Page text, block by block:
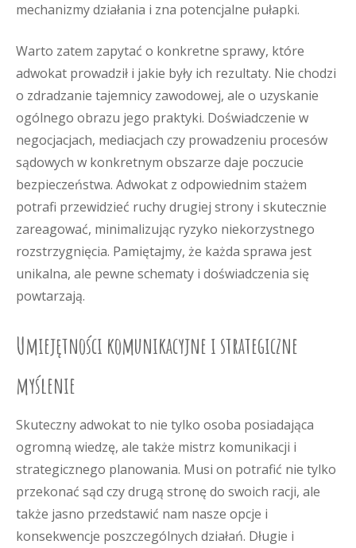
mechanizmy działania i zna potencjalne pułapki.
Warto zatem zapytać o konkretne sprawy, które
adwokat prowadził i jakie były ich rezultaty. Nie chodzi
o zdradzanie tajemnicy zawodowej, ale o uzyskanie
ogólnego obrazu jego praktyki. Doświadczenie w
negocjacjach, mediacjach czy prowadzeniu procesów
sądowych w konkretnym obszarze daje poczucie
bezpieczeństwa. Adwokat z odpowiednim stażem
potrafi przewidzieć ruchy drugiej strony i skutecznie
zareagować, minimalizując ryzyko niekorzystnego
rozstrzygnięcia. Pamiętajmy, że każda sprawa jest
unikalna, ale pewne schematy i doświadczenia się
powtarzają.
Umiejętności komunikacyjne i strategiczne
myślenie
Skuteczny adwokat to nie tylko osoba posiadająca
ogromną wiedzę, ale także mistrz komunikacji i
strategicznego planowania. Musi on potrafić nie tylko
przekonać sąd czy drugą stronę do swoich racji, ale
także jasno przedstawić nam nasze opcje i
konsekwencje poszczególnych działań. Długie i